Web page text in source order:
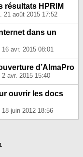
résultats HPRIM
21 août 2015 17:52
dans un
16 avr. 2015 08:01
d’AlmaPro
2 avr. 2015 15:40
ouvrir les docs
18 juin 2012 18:56